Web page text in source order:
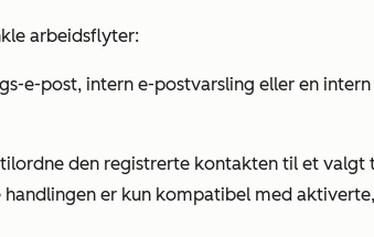
arbeidsflyter:
e-post, intern e-postvarsling eller en intern
den registrerte kontakten til et valgt
er kun kompatibel med aktiverte,